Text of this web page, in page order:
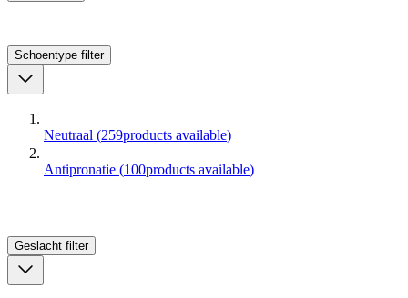
Schoentype filter
Neutraal (259products available)
Antipronatie (100products available)
Geslacht filter